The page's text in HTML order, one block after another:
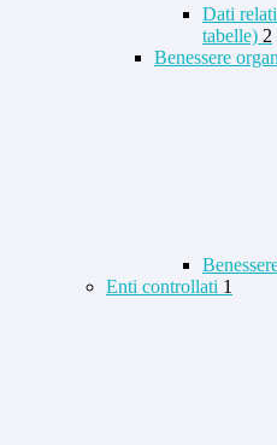
Dati
tabelle) 2
Benessere
Enti controllati 1